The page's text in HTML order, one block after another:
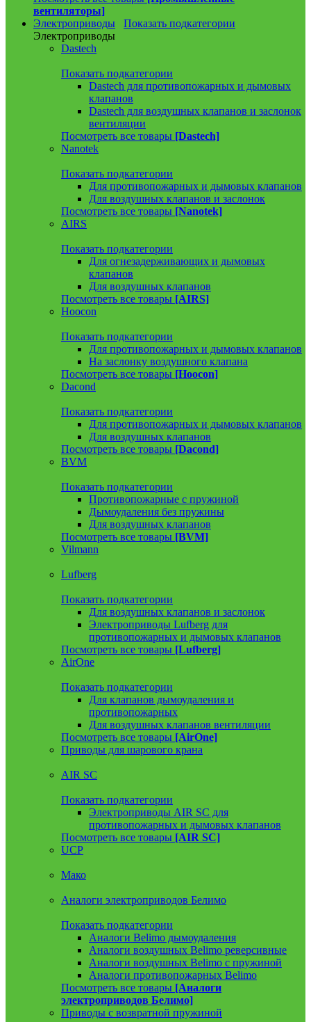
вентиляторы]
Электроприводы
Показать подкатегории
Электроприводы
Dastech
Показать подкатегории
Dastech для противопожарных и дымовых
клапанов
Dastech для воздушных клапанов и заслонок
вентиляции
Посмотреть все товары [Dastech]
Nanotek
Показать подкатегории
Для противопожарных и дымовых клапанов
Для воздушных клапанов и заслонок
Посмотреть все товары [Nanotek]
AIRS
Показать подкатегории
Для огнезадерживающих и дымовых
клапанов
Для воздушных клапанов
Посмотреть все товары [AIRS]
Hoocon
Показать подкатегории
Для противопожарных и дымовых клапанов
На заслонку воздушного клапана
Посмотреть все товары [Hoocon]
Dacond
Показать подкатегории
Для противопожарных и дымовых клапанов
Для воздушных клапанов
Посмотреть все товары [Dacond]
BVM
Показать подкатегории
Противопожарные с пружиной
Дымоудаления без пружины
Для воздушных клапанов
Посмотреть все товары [BVM]
Vilmann
Lufberg
Показать подкатегории
Для воздушных клапанов и заслонок
Электроприводы Lufberg для
противопожарных и дымовых клапанов
Посмотреть все товары [Lufberg]
AirOne
Показать подкатегории
Для клапанов дымоудаления и
противопожарных
Для воздушных клапанов вентиляции
Посмотреть все товары [AirOne]
Приводы для шарового крана
AIR SC
Показать подкатегории
Электроприводы AIR SC для
противопожарных и дымовых клапанов
Посмотреть все товары [AIR SC]
UCP
Мако
Аналоги электроприводов Белимо
Показать подкатегории
Аналоги Belimo дымоудаления
Аналоги воздушных Belimo реверсивные
Аналоги воздушных Belimo с пружиной
Аналоги противопожарных Belimo
Посмотреть все товары [Аналоги
электроприводов Белимо]
Приводы с возвратной пружиной